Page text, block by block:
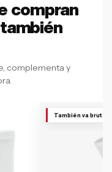
compran
complementa y
También va brutal